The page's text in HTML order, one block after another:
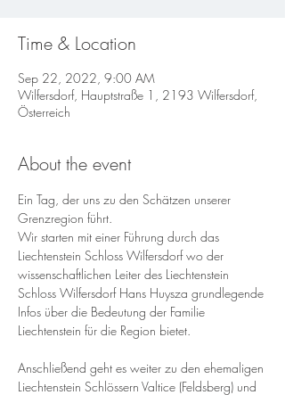
Time & Location
Sep 22, 2022, 9:00 AM
Wilfersdorf, Hauptstraße 1, 2193 Wilfersdorf,
Österreich
About the event
Ein Tag, der uns zu den Schätzen unserer
Grenzregion führt.
Wir starten mit einer Führung durch das
Liechtenstein Schloss Wilfersdorf wo der
wissenschaftlichen Leiter des Liechtenstein
Schloss Wilfersdorf Hans Huysza grundlegende
Infos über die Bedeutung der Familie
Liechtenstein für die Region bietet.
Anschließend geht es weiter zu den ehemaligen
Liechtenstein Schlössern Valtice (Feldsberg) und